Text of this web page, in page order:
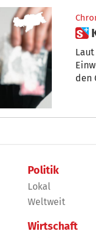
Laut
den
Politik
Lokal
Weltweit
Wirtschaft